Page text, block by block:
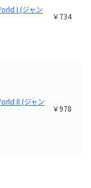
I (ジャン
￥734
II (ジャン
￥978